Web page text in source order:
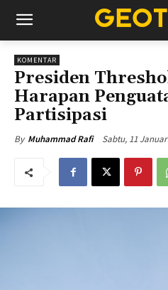
KOMENTAR
Presiden
Harapan
Partisipasi
By Muhammad Rafi Sabtu, 11